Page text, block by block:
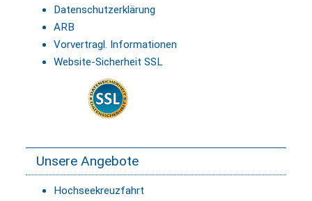
Datenschutzerklärung
ARB
Vorvertragl. Informationen
Website-Sicherheit SSL
Unsere Angebote
Hochseekreuzfahrt